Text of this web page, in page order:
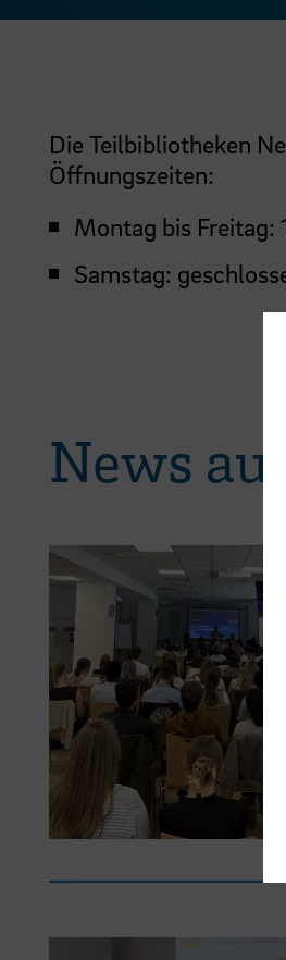
Die Teilbibliotheken
Öffnungszeiten:
Montag bis
Samstag:
News